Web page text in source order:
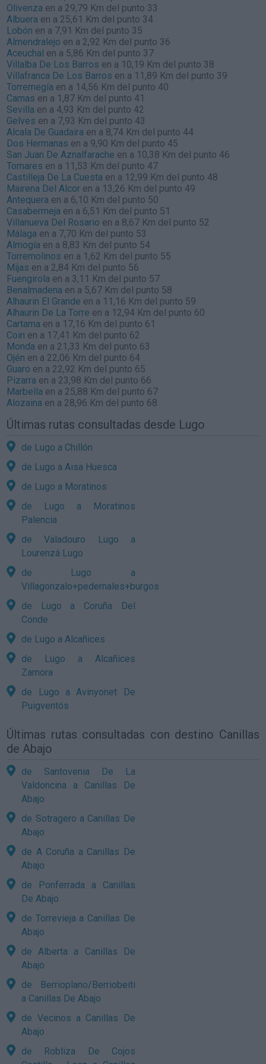
Olivenza en a 29,79 Km del punto 33
Albuera en a 25,61 Km del punto 34
Lobón en a 7,91 Km del punto 35
Almendralejo en a 2,92 Km del punto 36
Aceuchal en a 5,86 Km del punto 37
Villalba De Los Barros en a 10,19 Km del punto 38
Villafranca De Los Barros en a 11,89 Km del punto 39
Torremegía en a 14,56 Km del punto 40
Camas en a 1,87 Km del punto 41
Sevilla en a 4,93 Km del punto 42
Gelves en a 7,93 Km del punto 43
Alcala De Guadaira en a 8,74 Km del punto 44
Dos Hermanas en a 9,90 Km del punto 45
San Juan De Aznalfarache en a 10,38 Km del punto 46
Tomares en a 11,53 Km del punto 47
Castilleja De La Cuesta en a 12,99 Km del punto 48
Mairena Del Alcor en a 13,26 Km del punto 49
Antequera en a 6,10 Km del punto 50
Casabermeja en a 6,51 Km del punto 51
Villanueva Del Rosario en a 8,67 Km del punto 52
Málaga en a 7,70 Km del punto 53
Almogía en a 8,83 Km del punto 54
Torremolinos en a 1,62 Km del punto 55
Mijas en a 2,84 Km del punto 56
Fuengirola en a 3,11 Km del punto 57
Benalmadena en a 5,67 Km del punto 58
Alhaurin El Grande en a 11,16 Km del punto 59
Alhaurin De La Torre en a 12,94 Km del punto 60
Cartama en a 17,16 Km del punto 61
Coin en a 17,41 Km del punto 62
Monda en a 21,33 Km del punto 63
Ojén en a 22,06 Km del punto 64
Guaro en a 22,92 Km del punto 65
Pizarra en a 23,98 Km del punto 66
Marbella en a 25,88 Km del punto 67
Alozaina en a 28,96 Km del punto 68
Últimas rutas consultadas desde Lugo
de Lugo a Chillón
de Lugo a Aisa Huesca
de Lugo a Moratinos
de Lugo a Moratinos
Palencia
de Valadouro Lugo a
Lourenzá Lugo
de Lugo a
Villagonzalo+pedernales+burgos
de Lugo a Coruña Del
Conde
de Lugo a Alcañices
de Lugo a Alcañices
Zamora
de Lugo a Avinyonet De
Puigventós
Últimas rutas consultadas con destino Canillas
de Abajo
de Santovenia De La
Valdoncina a Canillas De
Abajo
de Sotragero a Canillas De
Abajo
de A Coruña a Canillas De
Abajo
de Ponferrada a Canillas
De Abajo
de Torrevieja a Canillas De
Abajo
de Alberta a Canillas De
Abajo
de Berrioplano/Berriobeiti
a Canillas De Abajo
de Vecinos a Canillas De
Abajo
de Robliza De Cojos